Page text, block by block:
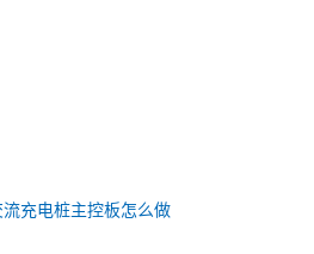
充电桩主控板怎么做